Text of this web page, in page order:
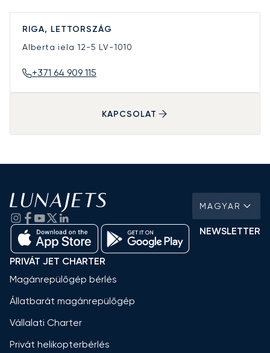
RIGA, LETTORSZÁG
Alberta iela 12-5 LV-1010
+371 64 909 115
KAPCSOLAT
MAGYAR
NEWSLETTER
PRIVÁT JET CHARTER
Magánrepülőgép bérlés
Állatbarát magánrepülőgép
Vállalati Charter
Privát helikopterbérlés